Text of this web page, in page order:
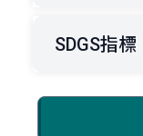
SDGS指標